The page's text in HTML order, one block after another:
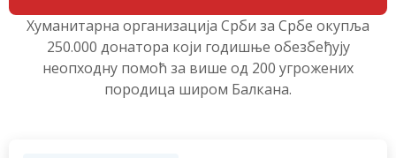
Хуманитарна организација Срби за Србе окупља
250.000 донатора који годишње обезбеђују
неопходну помоћ за више од 200 угрожених
породица широм Балкана.